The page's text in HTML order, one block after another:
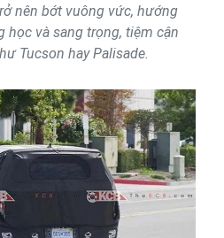
nên bớt vuông vức, hướng
học và sang trọng, tiệm cận
Tucson hay Palisade.